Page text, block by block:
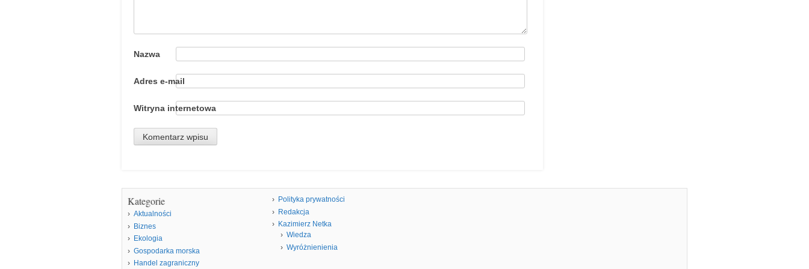
Nazwa
Adres e-mail
Witryna internetowa
Kategorie
Aktualności
Biznes
Ekologia
Gospodarka morska
Handel zagraniczny
Polityka prywatności
Redakcja
Kazimierz Netka
Wiedza
Wyróżnienienia